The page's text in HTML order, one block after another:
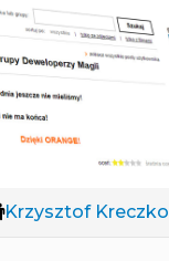
Krzysztof Kreczko